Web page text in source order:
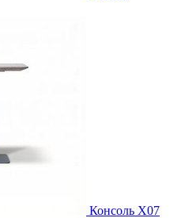
Консоль X07